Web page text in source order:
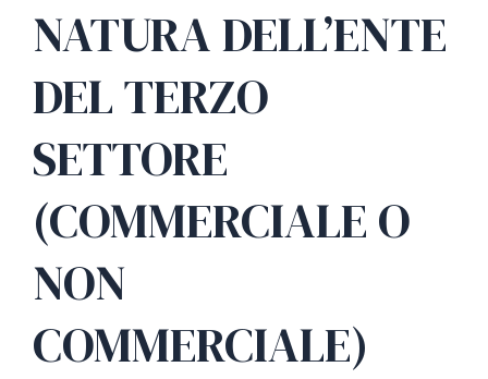
NATURA DELL’ENTE
DEL TERZO
SETTORE
(COMMERCIALE O
NON
COMMERCIALE)